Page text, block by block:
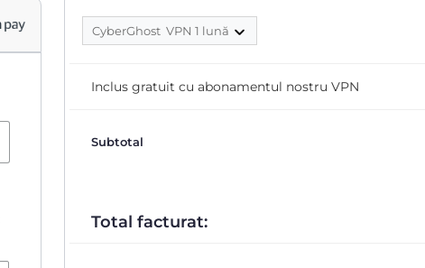
CyberGhost VPN 1 lună
Inclus gratuit cu abonamentul nostru VPN
Subtotal
Total facturat: